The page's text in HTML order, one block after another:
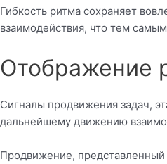
Гибкость ритма сохраняет
взаимодействия, что тем
Отображение
Сигналы продвижения задач,
дальнейшему движению
Продвижение, представленный